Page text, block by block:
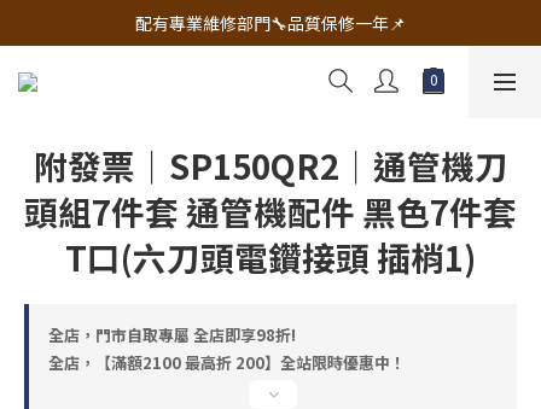
🔧電動工具&五金唯一首選 宇慶五金網拍🔧
配有專業維修部門🔧品質保修一年📌
🔧電動工具&五金唯一首選 宇慶五金網拍🔧
附發票｜SP150QR2｜通管機刀
頭組7件套 通管機配件 黑色7件套
T口(六刀頭電鑽接頭 插梢1)
全店，門市自取專屬 全店即享98折!
全店，【滿額2100 最高折 200】全站限時優惠中！